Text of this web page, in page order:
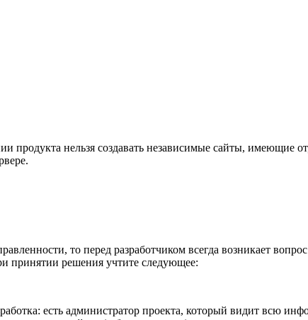
продукта нельзя создавать независимые сайты, имеющие
то перед разработчиком всегда возникает
принятии решения учтите следующее:
есть администратор проекта, который видит всю